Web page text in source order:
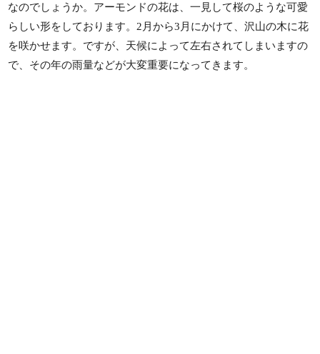
なのでしょうか。アーモンドの花は、一見して桜のような可愛
らしい形をしております。2月から3月にかけて、沢山の木に花
を咲かせます。ですが、天候によって左右されてしまいますの
で、その年の雨量などが大変重要になってきます。